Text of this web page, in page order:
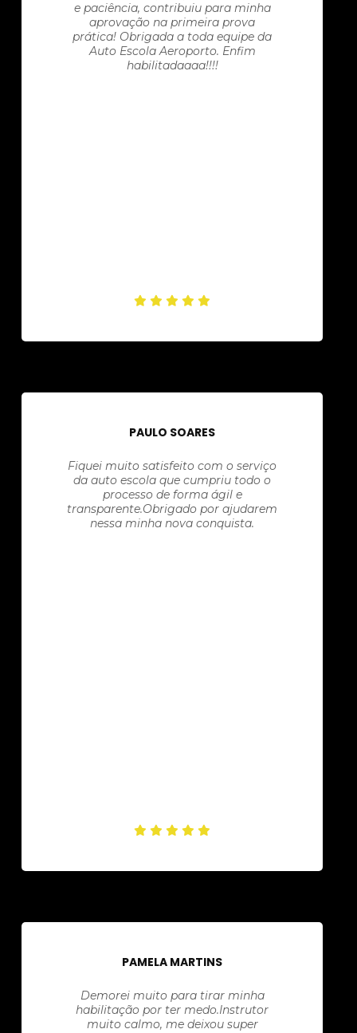
e paciência, contribuiu para minha
aprovação na primeira prova
prática! Obrigada a toda equipe da
Auto Escola Aeroporto. Enfim
habilitadaaaa!!!!
PAULO SOARES
Fiquei muito satisfeito com o serviço
da auto escola que cumpriu todo o
processo de forma ágil e
transparente.Obrigado por ajudarem
nessa minha nova conquista.
PAMELA MARTINS
Demorei muito para tirar minha
habilitação por ter medo.Instrutor
muito calmo, me deixou super